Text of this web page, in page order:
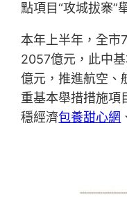
點項目“攻城拔寨”
本年上半年，全市
2057億元，此中
億元，推進航空、
重基本舉措措施項
穩經濟包養甜心網